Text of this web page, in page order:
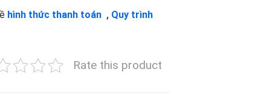
hình thức thanh toán , Quy trình
Rate this product